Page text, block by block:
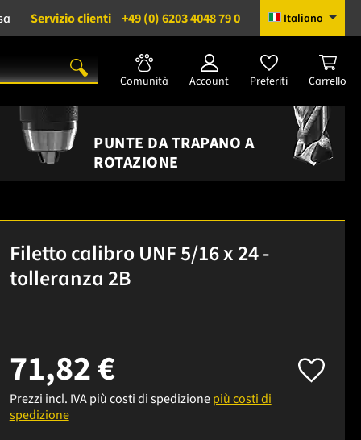
Servizio clienti +49 (0) 6203 4048 79 0 Italiano
Comunità Account Preferiti Carrello
PUNTE DA TRAPANO A
ROTAZIONE
Filetto calibro UNF 5/16 x 24 -
tolleranza 2B
71,82 €
Prezzi incl. IVA più costi di spedizionepiù costi di
spedizione